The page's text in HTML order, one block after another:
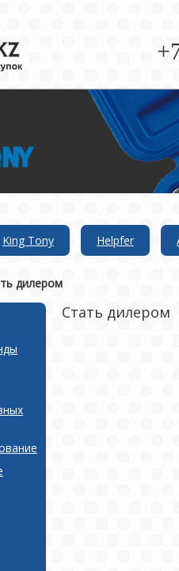
King Tony Helpfer
дилером
Стать дилером